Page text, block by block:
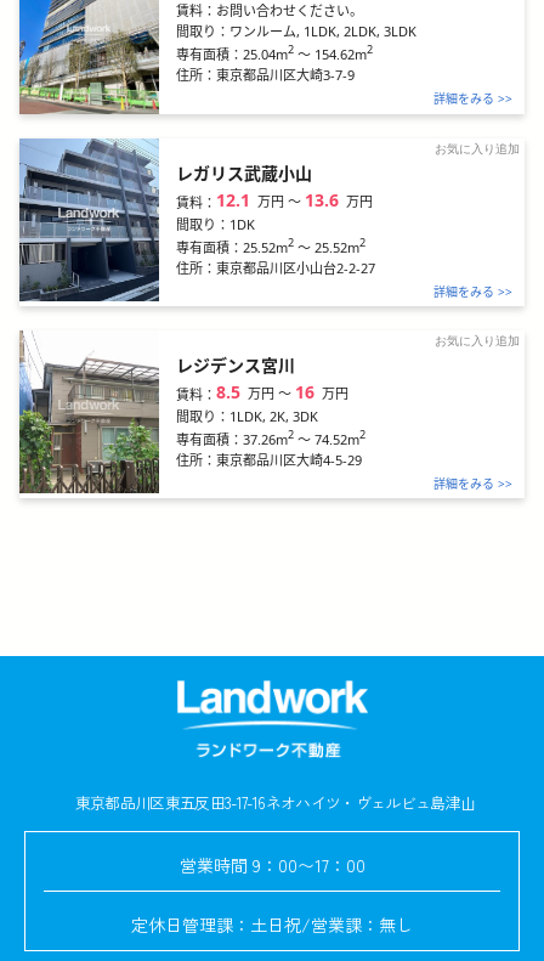
賃料： お問い合わせください。
間取り： ワンルーム, 1LDK, 2LDK, 3LDK
専有面積：25.04m2 ～ 154.62m2
住所：東京都品川区大崎3-7-9
詳細をみる >>
お気に入り追加
レガリス武蔵小山
賃料： 12.1 万円〜 13.6 万円
間取り： 1DK
専有面積：25.52m2 ～ 25.52m2
住所：東京都品川区小山台2-2-27
詳細をみる >>
お気に入り追加
レジデンス宮川
賃料：8.5 万円〜 16 万円
間取り： 1LDK, 2K, 3DK
専有面積：37.26m2 ～ 74.52m2
住所：東京都品川区大崎4-5-29
詳細をみる >>
東京都品川区東五反田3-17-16ネオハイツ・ヴェルビュ島津山
営業時間 9：00〜17：00
定休日管理課：土日祝/営業課：無し